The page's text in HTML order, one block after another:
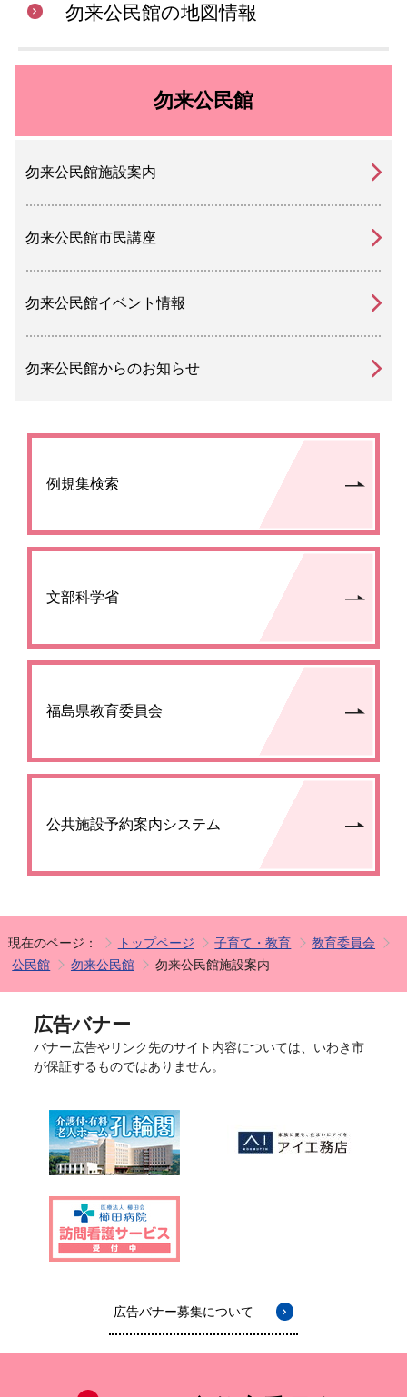
勿来公民館の地図情報
勿来公民館
勿来公民館施設案内
勿来公民館市民講座
勿来公民館イベント情報
勿来公民館からのお知らせ
例規集検索
文部科学省
福島県教育委員会
公共施設予約案内システム
現在のページ： トップページ 子育て・教育
教育委員会
公民館
勿来公民館 勿来公民館施設案内
広告バナー
バナー広告やリンク先のサイト内容については、いわき市
が保証するものではありません。
広告バナー募集について